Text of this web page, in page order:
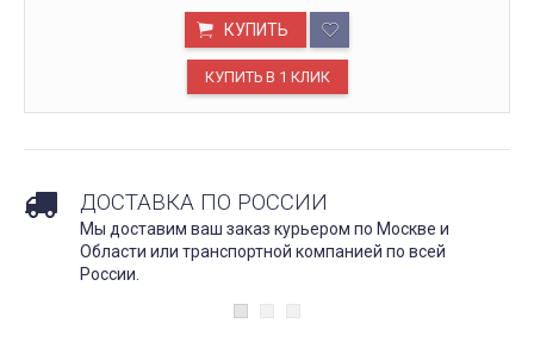
КУПИТЬ
ДОСТАВКА ПО РОССИИ
Мы доставим ваш заказ курьером по Москве и
Области или транспортной компанией по всей
России.